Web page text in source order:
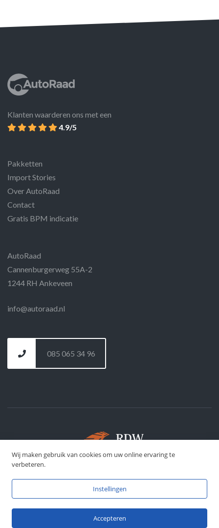
Klanten waarderen ons met een
4.9/5
Pakketten
Import Stories
Over AutoRaad
Contact
Gratis BPM indicatie
AutoRaad
Cannenburgerweg 55A-2
1244 RH Ankeveen
info@autoraad.nl
085 065 34 96
Wij maken gebruik van cookies om uw online ervaring te
verbeteren.
Instellingen
Accepteren